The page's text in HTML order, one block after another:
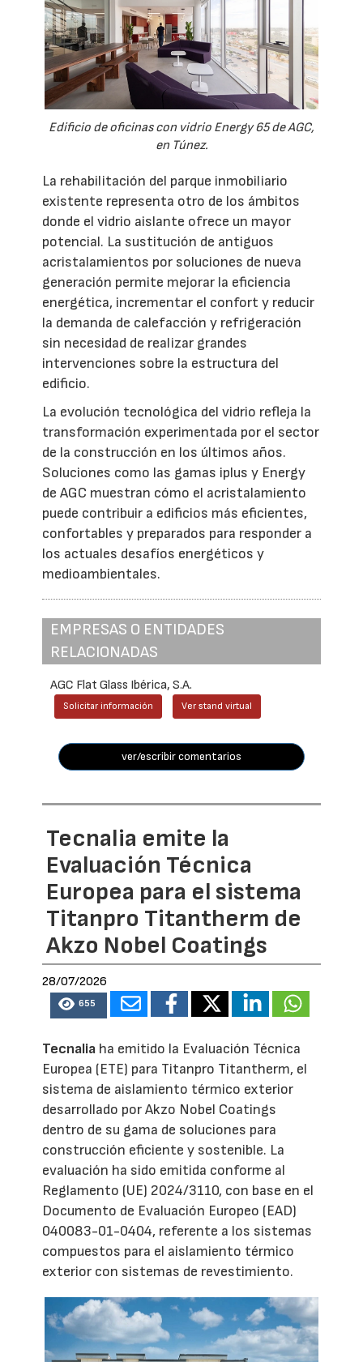
Edificio de oficinas con vidrio Energy 65 de AGC,
en Túnez.
La rehabilitación del parque inmobiliario
existente representa otro de los ámbitos
donde el vidrio aislante ofrece un mayor
potencial. La sustitución de antiguos
acristalamientos por soluciones de nueva
generación permite mejorar la eficiencia
energética, incrementar el confort y reducir
la demanda de calefacción y refrigeración
sin necesidad de realizar grandes
intervenciones sobre la estructura del
edificio.
La evolución tecnológica del vidrio refleja la
transformación experimentada por el sector
de la construcción en los últimos años.
Soluciones como las gamas iplus y Energy
de AGC muestran cómo el acristalamiento
puede contribuir a edificios más eficientes,
confortables y preparados para responder a
los actuales desafíos energéticos y
medioambientales.
EMPRESAS O ENTIDADES
RELACIONADAS
AGC Flat Glass Ibérica, S.A.
Solicitar información Ver stand virtual
ver/escribir comentarios
Tecnalia emite la
Evaluación Técnica
Europea para el sistema
Titanpro Titantherm de
Akzo Nobel Coatings
28/07/2026
655
Tecnalia ha emitido la Evaluación Técnica
Europea (ETE) para Titanpro Titantherm, el
sistema de aislamiento térmico exterior
desarrollado por Akzo Nobel Coatings
dentro de su gama de soluciones para
construcción eficiente y sostenible. La
evaluación ha sido emitida conforme al
Reglamento (UE) 2024/3110, con base en el
Documento de Evaluación Europeo (EAD)
040083-01-0404, referente a los sistemas
compuestos para el aislamiento térmico
exterior con sistemas de revestimiento.